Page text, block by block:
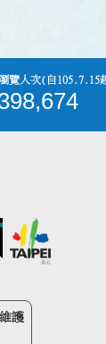
覽人次(自105.7.15
護